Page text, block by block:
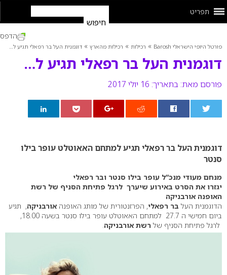
תפריט
פורטל היופי הישראלי Barosh » רכילות » רכילות מהארץ » דוגמנית העל בר רפאלי תגיע ל…
דוגמנית העל בר רפאלי תגיע ל…
פורסם מאת: בתאריך: 16 יולי 2017
הדפס
דוגמנית העל בר רפאלי תגיע למתחם האאוטלט עופר בילו
סנטר
מנחם מעודי מנכ”ל עופר בילו סנטר ובר רפאלי
יגזרו את הסרט באירוע שיערך לרגל פתיחת הסניף של רשת
האופנה אורבניקה
הדוגמנית העל בר רפאלי, הפרזנטורית של מותג האופנה אורבניקה, תגיע
ביום חמישי ה 27.7 למתחם האאוטלט עופר בילו סנטר בשעה 18.00,
לרגל פתיחת הסניף של רשת אורבניקה.